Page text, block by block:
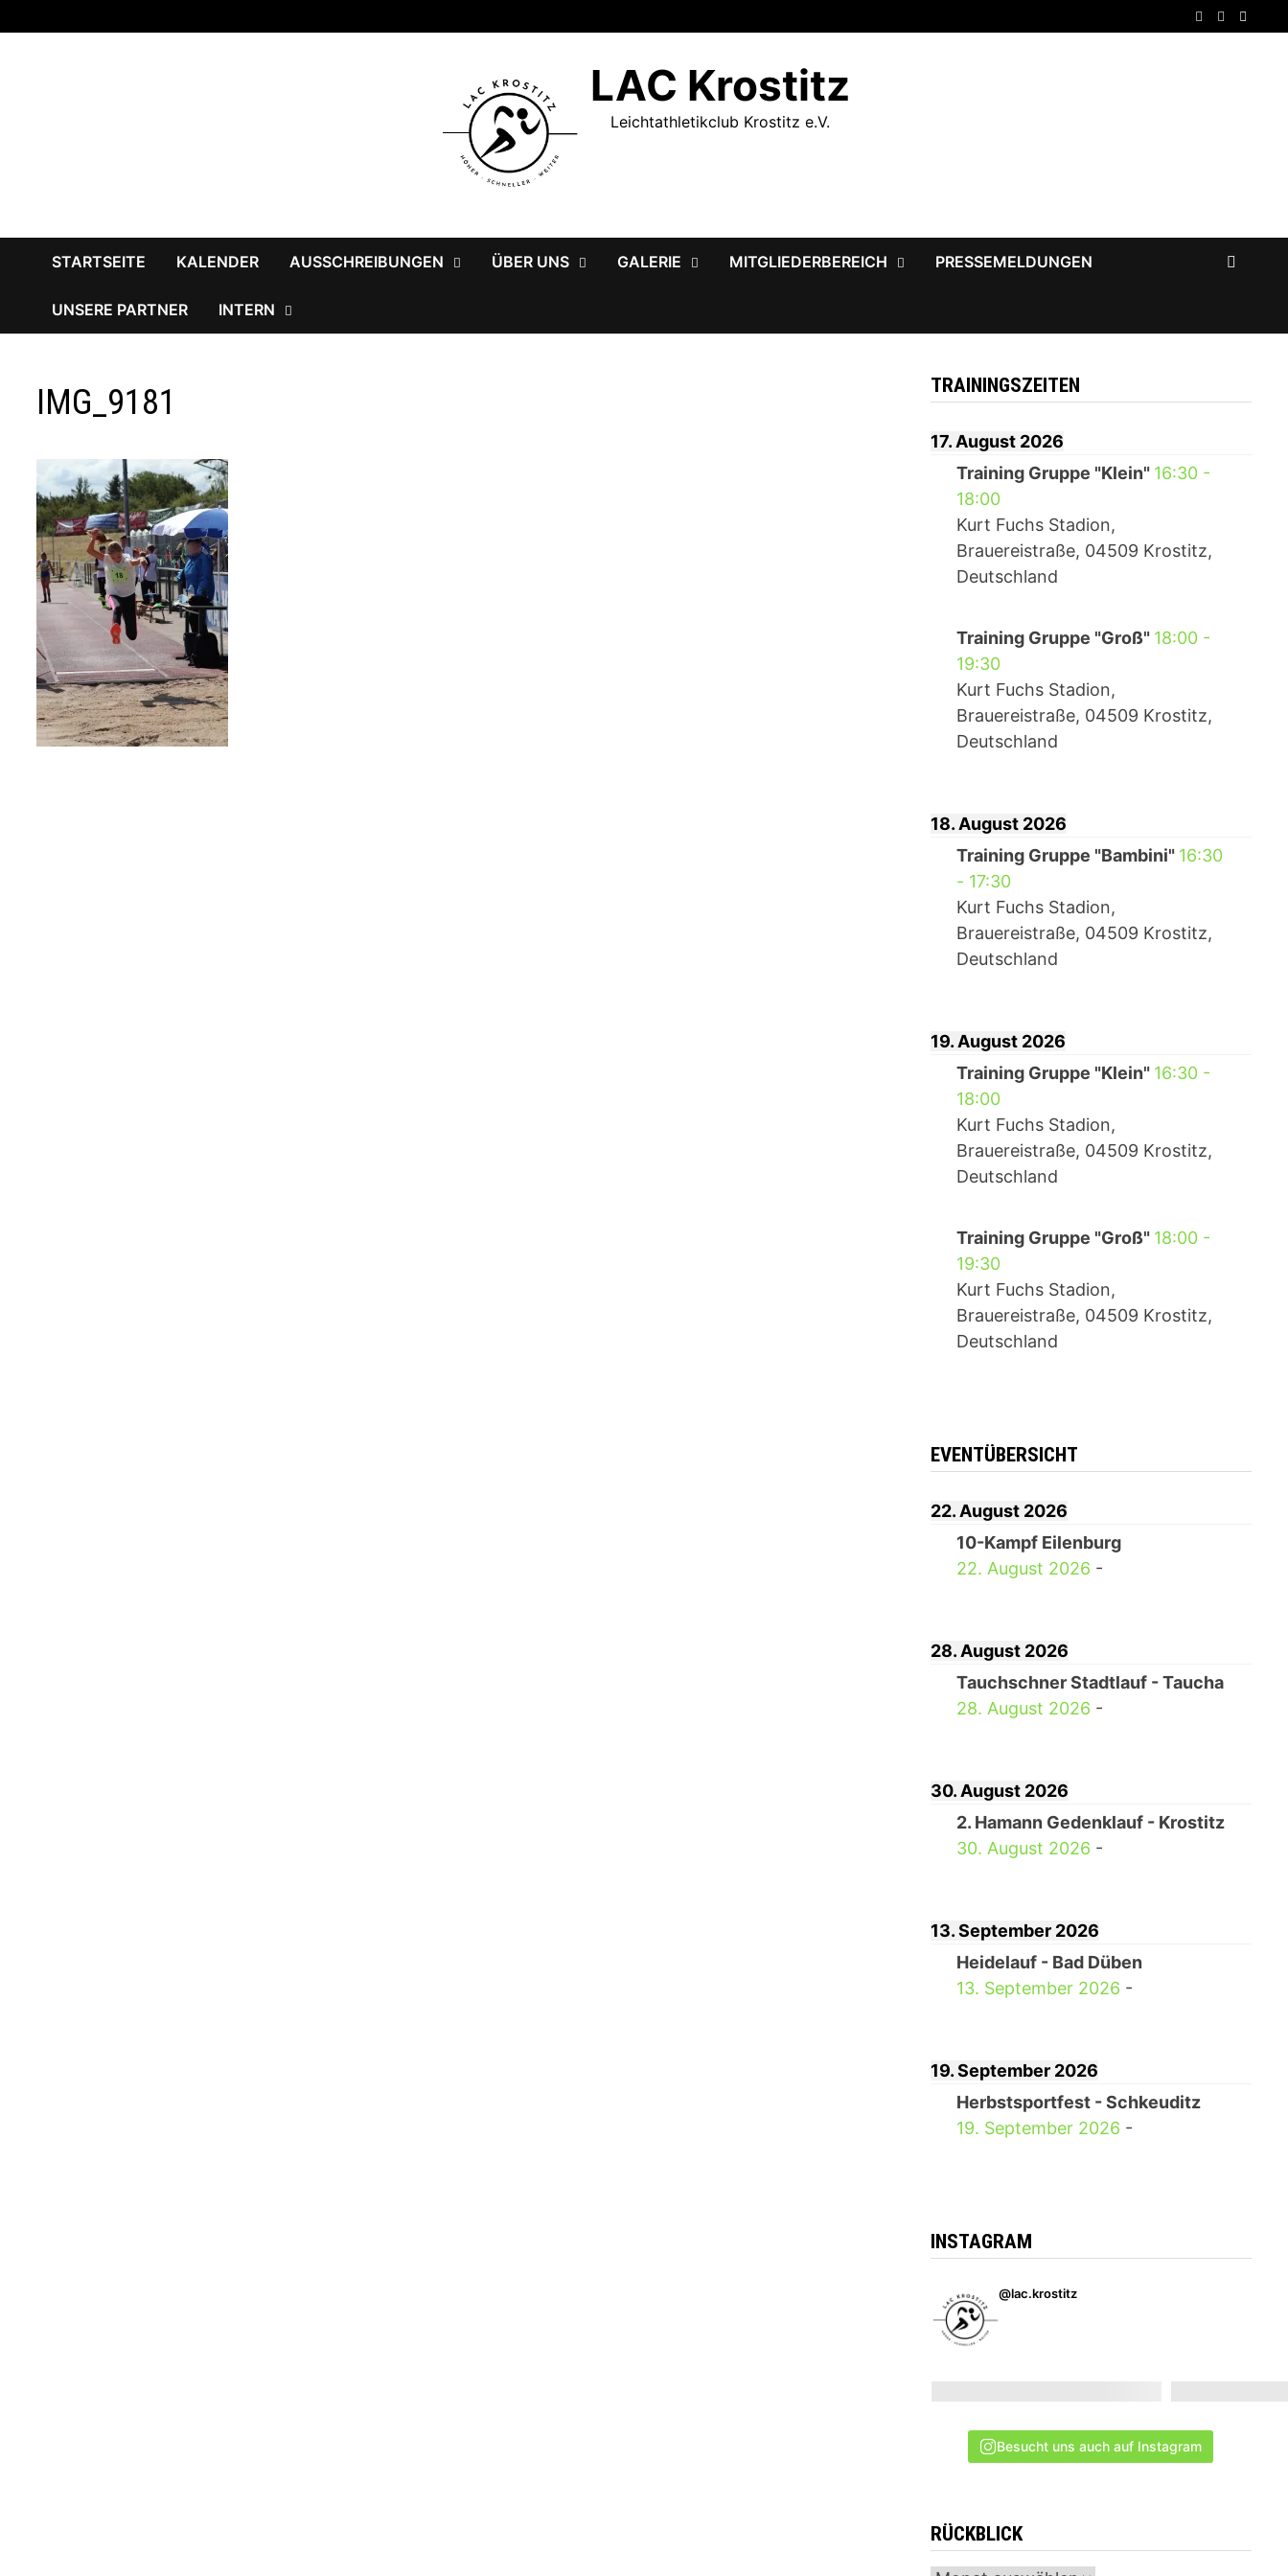
Inhalt
LAC Krostitz
Leichtathletikclub Krostitz e.V.
STARTSEITE KALENDER AUSSCHREIBUNGEN ÜBER UNS GALERIE MITGLIEDERBEREICH PRESSEMELDUNGEN
UNSERE PARTNER INTERN
IMG_9181 TRAININGSZEITEN
17. August 2026
Training Gruppe "Klein" 16:30-
18:00
Kurt Fuchs Stadion,
Brauereistraße, 04509 Krostitz,
Deutschland
Training Gruppe "Groß" 18:00-
19:30
Kurt Fuchs Stadion,
Brauereistraße, 04509 Krostitz,
Deutschland
18. August 2026
Training Gruppe "Bambini" 16:30
- 17:30
Kurt Fuchs Stadion,
Brauereistraße, 04509 Krostitz,
Deutschland
19. August 2026
Training Gruppe "Klein" 16:30-
18:00
Kurt Fuchs Stadion,
Brauereistraße, 04509 Krostitz,
Deutschland
Training Gruppe "Groß" 18:00-
19:30
Kurt Fuchs Stadion,
Brauereistraße, 04509 Krostitz,
Deutschland
EVENTÜBERSICHT
22. August 2026
10-Kampf Eilenburg
22. August 2026 -
28. August 2026
Tauchschner Stadtlauf - Taucha
28. August 2026 -
30. August 2026
2. Hamann Gedenklauf - Krostitz
30. August 2026 -
13. September 2026
Heidelauf - Bad Düben
13. September 2026 -
19. September 2026
Herbstsportfest - Schkeuditz
19. September 2026 -
INSTAGRAM
@lac.krostitz
Besucht uns auch auf Instagram
RÜCKBLICK